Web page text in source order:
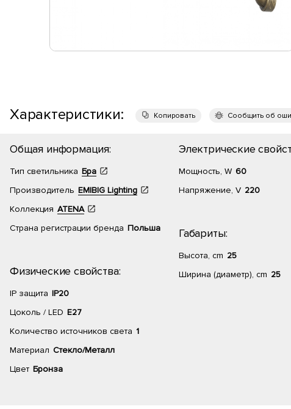
Характеристики: Копировать Сообщить об
Общая информация:
Тип светильника Бра
Производитель EMIBIG Lighting
Коллекция ATENA
Страна регистрации бренда Польша
Физические свойства:
IP защита IP20
Цоколь / LED Е27
Количество источников света 1
Материал Стекло/Металл
Цвет Бронза
Электрические
Мощность, W 60
Напряжение, V 220
Габариты:
Высота, cm 25
Ширина (диаметр), cm 25